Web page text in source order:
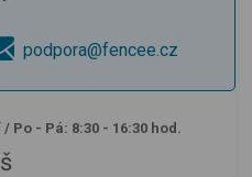
podpora@fencee.cz
/ Po - Pá: 8:30 - 16:30 hod.